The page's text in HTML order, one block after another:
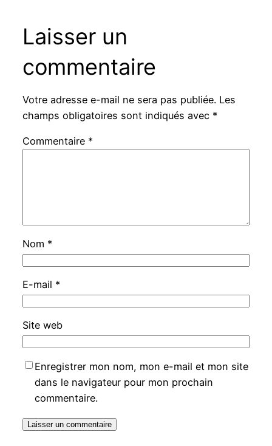
Laisser un
commentaire
Votre adresse e-mail ne sera pas publiée. Les
champs obligatoires sont indiqués avec *
Commentaire *
Nom *
E-mail *
Site web
Enregistrer mon nom, mon e-mail et mon site
dans le navigateur pour mon prochain
commentaire.